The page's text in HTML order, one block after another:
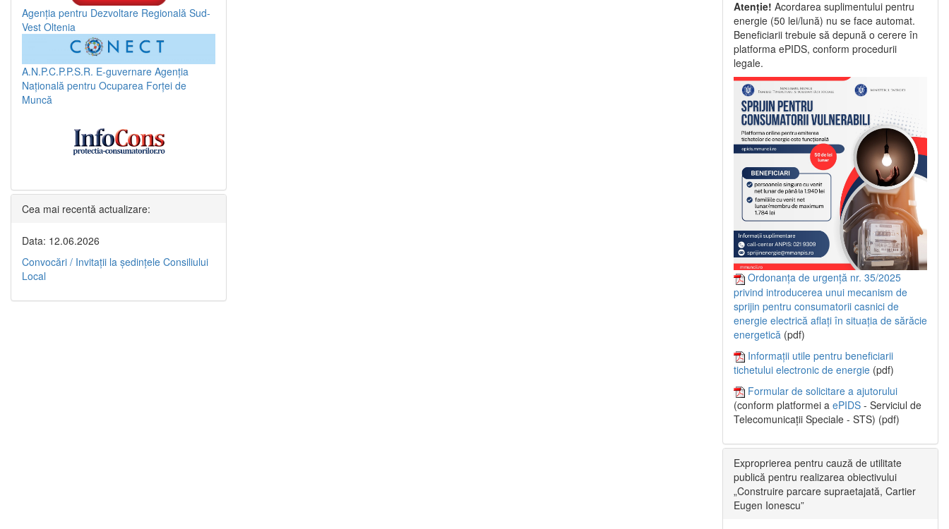
Agenția pentru Dezvoltare Regională Sud-
Vest Oltenia
A.N.P.C.P.P.S.R. E-guvernare Agenția
Națională pentru Ocuparea Forței de
Muncă
Cea mai recentă actualizare:
Data: 12.06.2026
Convocări / Invitaţii la şedinţele Consiliului
Local
Atenție! Acordarea suplimentului pentru
energie (50 lei/lună) nu se face automat.
Beneficiarii trebuie să depună o cerere în
platforma ePIDS, conform procedurii
legale.
Ordonanța de urgență nr. 35/2025
privind introducerea unui mecanism de
sprijin pentru consumatorii casnici de
energie electrică aflați în situația de sărăcie
energetică (pdf)
Informații utile pentru beneficiarii
tichetului electronic de energie (pdf)
Formular de solicitare a ajutorului
(conform platformei a ePIDS - Serviciul de
Telecomunicații Speciale - STS) (pdf)
Exproprierea pentru cauză de utilitate
publică pentru realizarea obiectivului
„Construire parcare supraetajată, Cartier
Eugen Ionescu”